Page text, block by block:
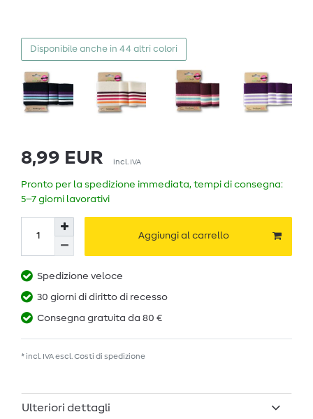
Disponibile anche in 44 altri colori
8,99 EUR incl. IVA
Pronto per la spedizione immediata, tempi di consegna:
5–7 giorni lavorativi
Aggiungi al carrello
Spedizione veloce
30 giorni di diritto di recesso
Consegna gratuita da 80 €
* incl. IVA escl. Costi di spedizione
Ulteriori dettagli